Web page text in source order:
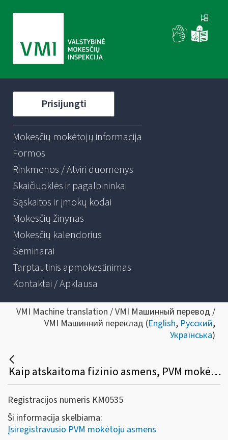
Prisijungti
Mokesčių mokėtojų informacija
Formos
Rinkmenos / Atviri duomenys
Skaičiuoklės ir pagalbininkai
Sąskaitos ir įmokų kodai
Mokesčių žinynas
Mokesčių kalendorius
Seminarai
Tarptautinis apmokestinimas
Kontaktai / Apklausa
VMI Machine translation / VMI Машинный перевод /
VMI Машинний переклад (English, Русский,
Українська)
Kaip atskaitoma fizinio asmens, PVM mokėtojo, įsigyto ilgalaikio turto, prekių (paslaugų), susijusių su gyvenamojo namo, buto, kito pastato ar statinio eksploatavimu, pirkimo PVM?
Registracijos numeris KM0535
Ši informacija skelbiama:
Įsiregistravusio PVM mokėtoju asmens